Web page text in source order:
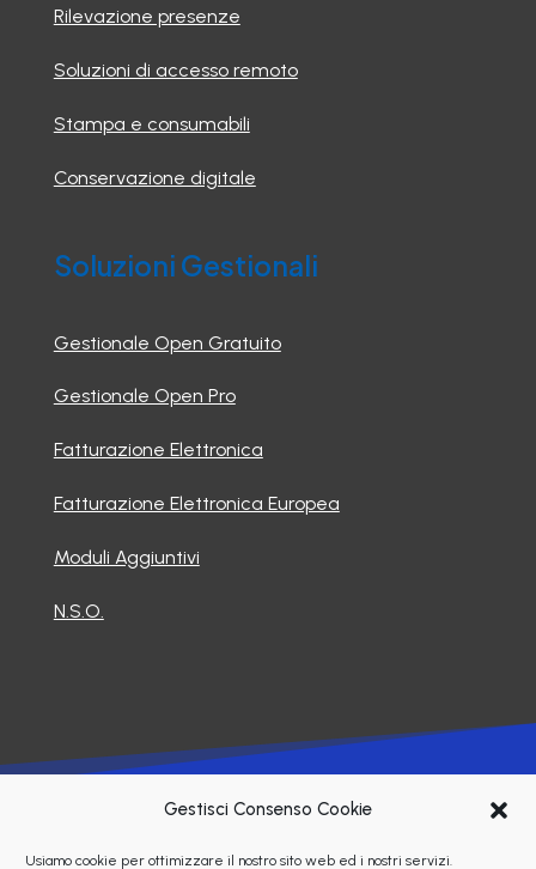
Gestisci Consenso Cookie
Usiamo cookie per ottimizzare il nostro sito web ed i nostri servizi.
Rilevazione presenze
Soluzioni di accesso remoto
Stampa e consumabili
Conservazione digitale
Soluzioni Gestionali
Gestionale Open Gratuito
Gestionale Open Pro
Fatturazione Elettronica
Fatturazione Elettronica Europea
Moduli Aggiuntivi
N.S.O.
©2026 Soluzioni Informatiche Srl